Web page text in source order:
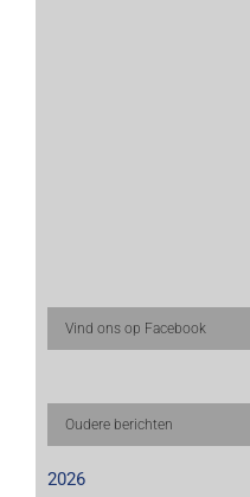
Vind ons op Facebook
Oudere berichten
2026